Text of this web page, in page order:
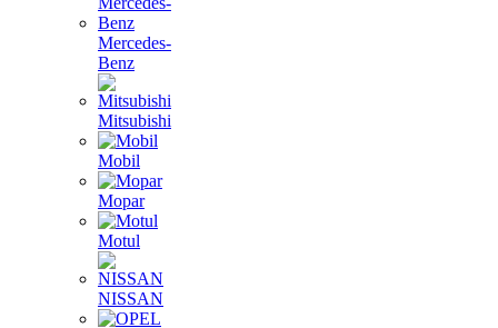
Mercedes-
Benz
Mitsubishi
Mobil
Mopar
Motul
NISSAN